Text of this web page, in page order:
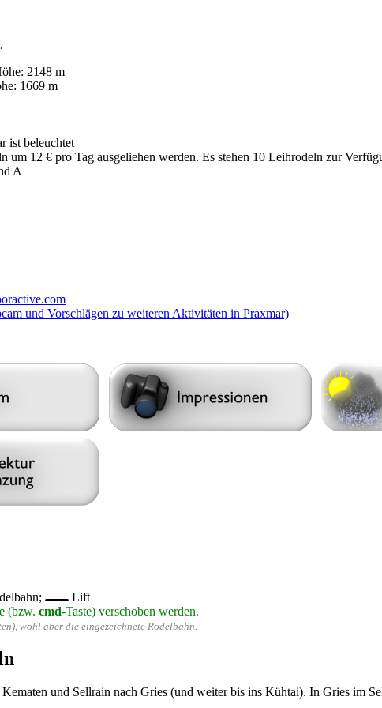
.
2148 m
1669 m
ist beleuchtet
um 12 € pro Tag ausgeliehen werden. Es stehen 10 Leihrodeln zur
A
und Vorschlägen zu weiteren Aktivitäten in Praxmar)
Lift
(bzw. cmd-Taste) verschoben werden.
wohl aber die eingezeichnete Rodelbahn.
und Sellrain nach Gries (und weiter bis ins Kühtai). In Gries im